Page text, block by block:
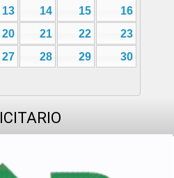
13 14 15
16
20 21 22
23
27 28 29
30